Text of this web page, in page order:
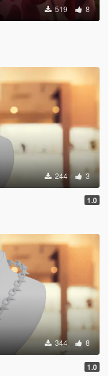
519 8
244 3
1.0
344 8
1.0